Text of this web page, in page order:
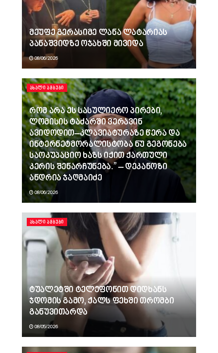
მეუფე გერასიმე ლანა ლატარიას
პანაშვიდზე ოჯახში მივიდა
08/06/2026
ᲐᲮᲐᲚᲘ ᲐᲛᲑᲔᲑᲘ
რომ არა ეს სასულიერო პირები,
ლომისის ტაძარში ვერავინ
ავიდოდით–კლავიატურაზე წერა და
ინტერნეტმორალისტობა ნუ გეგონება
საოკუპაციო ხაზს იქით ქართული
კერის შენარჩუნება.” – დეკანოზი
ანდრია ჯაღმაიძე
08/06/2026
ᲐᲮᲐᲚᲘ ᲐᲛᲑᲔᲑᲘ
ტუალეტში ტელეფონით დიდხანს
ჯდომის გამო, ქალს ფეხში თრომბი
განუვითარდა
08/05/2026